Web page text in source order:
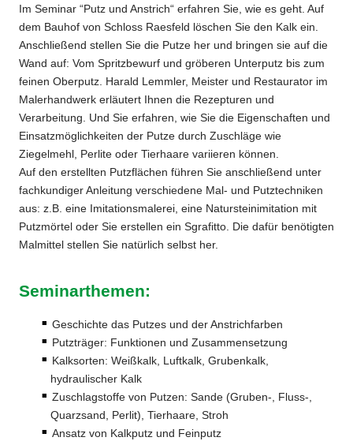
Im Seminar “Putz und Anstrich“ erfahren Sie, wie es geht. Auf
dem Bauhof von Schloss Raesfeld löschen Sie den Kalk ein.
Anschließend stellen Sie die Putze her und bringen sie auf die
Wand auf: Vom Spritzbewurf und gröberen Unterputz bis zum
feinen Oberputz. Harald Lemmler, Meister und Restaurator im
Malerhandwerk erläutert Ihnen die Rezepturen und
Verarbeitung. Und Sie erfahren, wie Sie die Eigenschaften und
Einsatzmöglichkeiten der Putze durch Zuschläge wie
Ziegelmehl, Perlite oder Tierhaare variieren können.
Auf den erstellten Putzflächen führen Sie anschließend unter
fachkundiger Anleitung verschiedene Mal- und Putztechniken
aus: z.B. eine Imitationsmalerei, eine Natursteinimitation mit
Putzmörtel oder Sie erstellen ein Sgrafitto. Die dafür benötigten
Malmittel stellen Sie natürlich selbst her.
Seminarthemen:
Geschichte das Putzes und der Anstrichfarben
Putzträger: Funktionen und Zusammensetzung
Kalksorten: Weißkalk, Luftkalk, Grubenkalk,
hydraulischer Kalk
Zuschlagstoffe von Putzen: Sande (Gruben-, Fluss-,
Quarzsand, Perlit), Tierhaare, Stroh
Ansatz von Kalkputz und Feinputz